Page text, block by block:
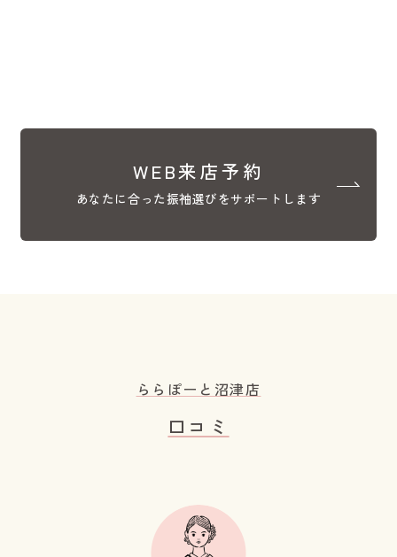
WEB来店予約
あなたに合った振袖選びをサポートします
ららぽーと沼津店
口コミ